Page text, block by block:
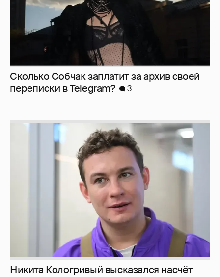
Сколько Собчак заплатит за архив своей
перeписки в Telegram?
3
Никита Кологривый высказался насчёт